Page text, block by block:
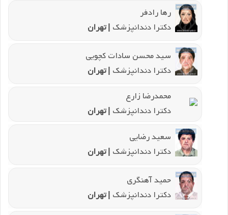
رها رادفر
دکترا دندانپزشک | تهران
سید محسن سادات کچویی
دکترا دندانپزشک | تهران
محمدرضا زارع
دکترا دندانپزشک | تهران
سعید رضایی
دکترا دندانپزشک | تهران
حمید آهنگری
دکترا دندانپزشک | تهران